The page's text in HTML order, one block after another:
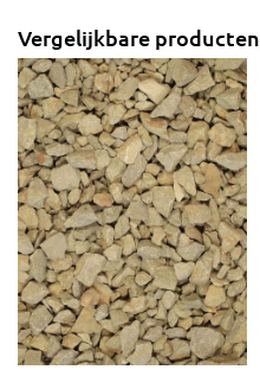
Vergelijkbare producten